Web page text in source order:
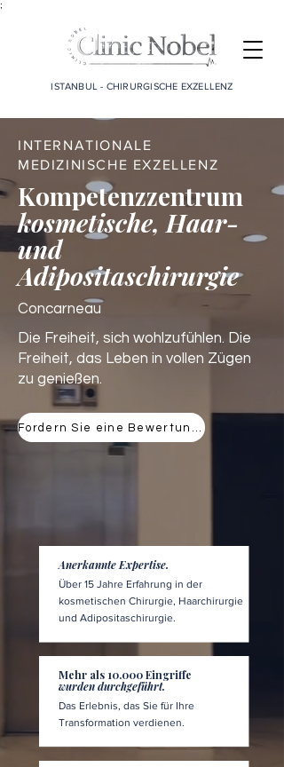
;
ISTANBUL - CHIRURGISCHE EXZELLENZ
INTERNATIONALE
MEDIZINISCHE EXZELLENZ
Kompetenzzentrum
kosmetische, Haar-
und
Adipositaschirurgie
Concarneau
Die Freiheit, sich wohlzufühlen. Die
Freiheit, das Leben in vollen Zügen
zu genießen.
Anerkannte Expertise.
Über 15 Jahre Erfahrung in der
kosmetischen Chirurgie, Haarchirurgie
und Adipositaschirurgie.
Mehr als 10.000 Eingriffe
wurden durchgeführt.
Das Erlebnis, das Sie für Ihre
Transformation verdienen.